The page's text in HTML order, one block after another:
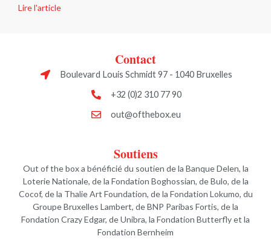
Lire l'article
Contact
Boulevard Louis Schmidt 97 - 1040 Bruxelles
+32 (0)2 310 77 90
out@ofthebox.eu
Soutiens
Out of the box a bénéficié du soutien de la Banque Delen, la
Loterie Nationale, de la Fondation Boghossian, de Bulo, de la
Cocof, de la Thalie Art Foundation, de la Fondation Lokumo, du
Groupe Bruxelles Lambert, de BNP Paribas Fortis, de la
Fondation Crazy Edgar, de Unibra, la Fondation Butterfly et la
Fondation Bernheim